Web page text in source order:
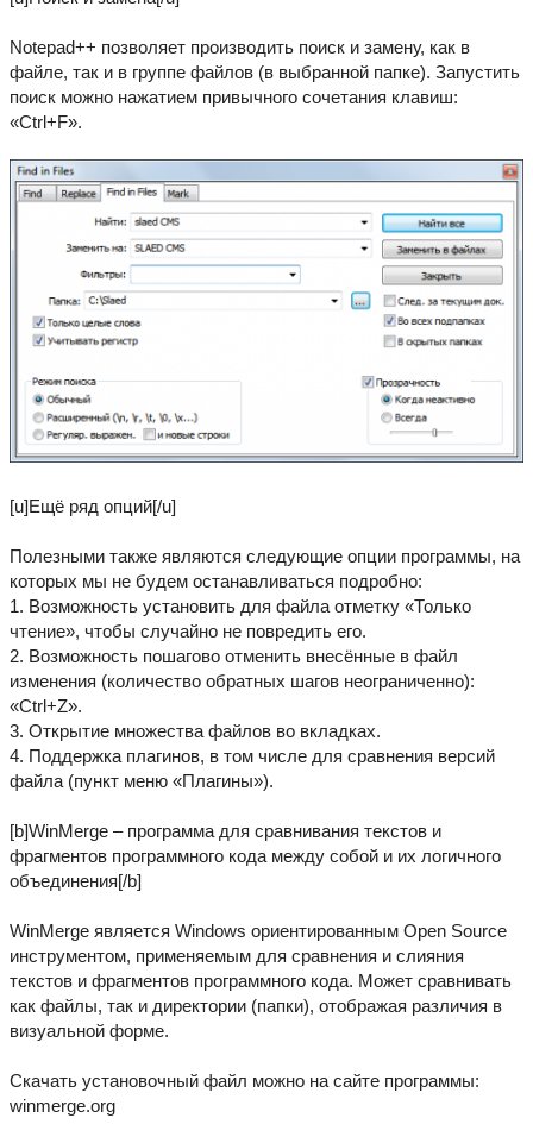
Notepad++ позволяет производить поиск и замену, как в
файле, так и в группе файлов (в выбранной папке). Запустить
поиск можно нажатием привычного сочетания клавиш:
«Ctrl+F».
[u]Ещё ряд опций[/u]
Полезными также являются следующие опции программы, на
которых мы не будем останавливаться подробно:
1. Возможность установить для файла отметку «Только
чтение», чтобы случайно не повредить его.
2. Возможность пошагово отменить внесённые в файл
изменения (количество обратных шагов неограниченно):
«Ctrl+Z».
3. Открытие множества файлов во вкладках.
4. Поддержка плагинов, в том числе для сравнения версий
файла (пункт меню «Плагины»).
[b]WinMerge – программа для сравнивания текстов и
фрагментов программного кода между собой и их логичного
объединения[/b]
WinMerge является Windows ориентированным Open Source
инструментом, применяемым для сравнения и слияния
текстов и фрагментов программного кода. Может сравнивать
как файлы, так и директории (папки), отображая различия в
визуальной форме.
Скачать установочный файл можно на сайте программы:
winmerge.org